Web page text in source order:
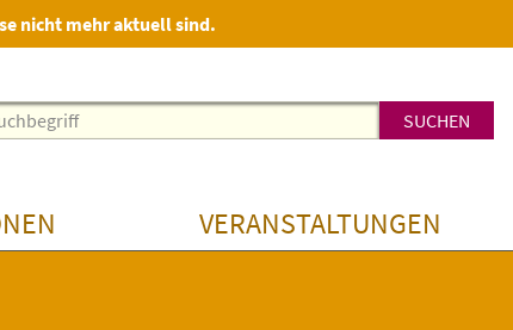
nicht mehr aktuell sind.
VERANSTALTUNGEN